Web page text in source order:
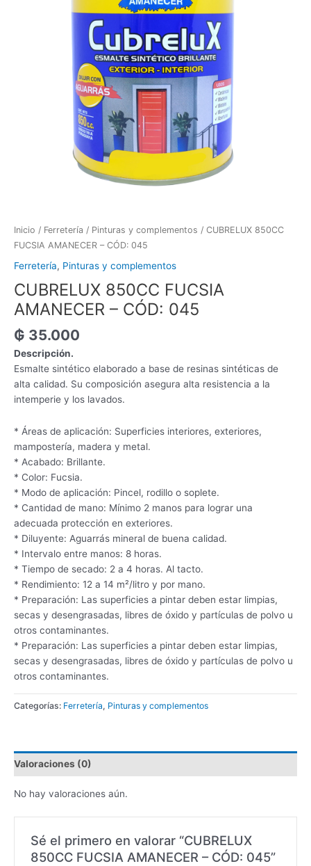
Inicio / Ferretería / Pinturas y complementos / CUBRELUX 850CC
FUCSIA AMANECER – CÓD: 045
Ferretería, Pinturas y complementos
CUBRELUX 850CC FUCSIA
AMANECER – CÓD: 045
₲ 35.000
Descripción.
Esmalte sintético elaborado a base de resinas sintéticas de
alta calidad. Su composición asegura alta resistencia a la
intemperie y los lavados.
* Áreas de aplicación: Superficies interiores, exteriores,
mampostería, madera y metal.
* Acabado: Brillante.
* Color: Fucsia.
* Modo de aplicación: Pincel, rodillo o soplete.
* Cantidad de mano: Mínimo 2 manos para lograr una
adecuada protección en exteriores.
* Diluyente: Aguarrás mineral de buena calidad.
* Intervalo entre manos: 8 horas.
* Tiempo de secado: 2 a 4 horas. Al tacto.
* Rendimiento: 12 a 14 m²/litro y por mano.
* Preparación: Las superficies a pintar deben estar limpias,
secas y desengrasadas, libres de óxido y partículas de polvo u
otros contaminantes.
* Preparación: Las superficies a pintar deben estar limpias,
secas y desengrasadas, libres de óxido y partículas de polvo u
otros contaminantes.
Categorías: Ferretería, Pinturas y complementos
Valoraciones (0)
No hay valoraciones aún.
Sé el primero en valorar “CUBRELUX
850CC FUCSIA AMANECER – CÓD: 045”